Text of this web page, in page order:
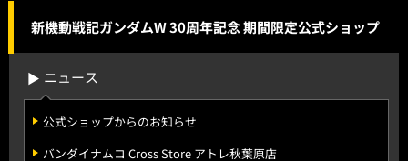
新機動戦記ガンダムW 30周年記念 期間限定公式ショップ
ニュース
公式ショップからのお知らせ
バンダイナムコ Cross Store アトレ秋葉原店